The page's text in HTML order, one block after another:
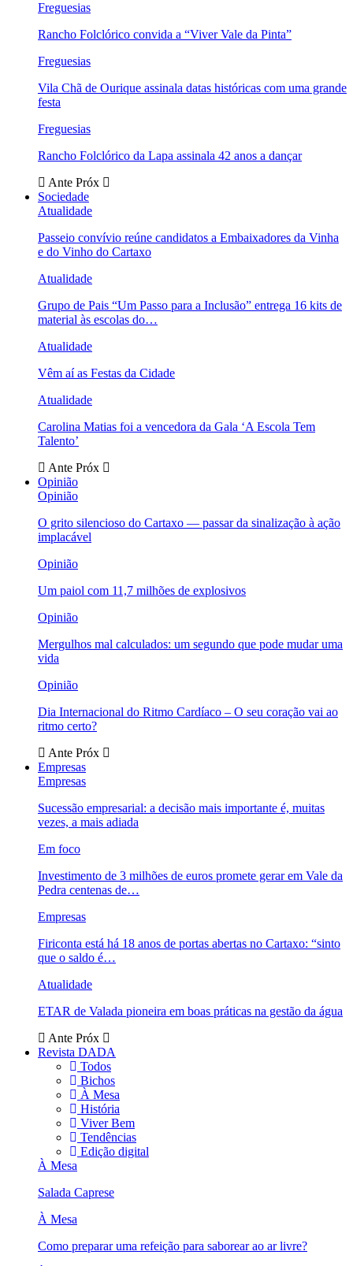
Freguesias
Rancho Folclórico convida a “Viver Vale da Pinta”
Freguesias
Vila Chã de Ourique assinala datas históricas com uma grande
festa
Freguesias
Rancho Folclórico da Lapa assinala 42 anos a dançar
Ante Próx
Sociedade
Atualidade
Passeio convívio reúne candidatos a Embaixadores da Vinha
e do Vinho do Cartaxo
Atualidade
Grupo de Pais “Um Passo para a Inclusão” entrega 16 kits de
material às escolas do…
Atualidade
Vêm aí as Festas da Cidade
Atualidade
Carolina Matias foi a vencedora da Gala ‘A Escola Tem
Talento’
Ante Próx
Opinião
Opinião
O grito silencioso do Cartaxo — passar da sinalização à ação
implacável
Opinião
Um paiol com 11,7 milhões de explosivos
Opinião
Mergulhos mal calculados: um segundo que pode mudar uma
vida
Opinião
Dia Internacional do Ritmo Cardíaco – O seu coração vai ao
ritmo certo?
Ante Próx
Empresas
Empresas
Sucessão empresarial: a decisão mais importante é, muitas
vezes, a mais adiada
Em foco
Investimento de 3 milhões de euros promete gerar em Vale da
Pedra centenas de…
Empresas
Firiconta está há 18 anos de portas abertas no Cartaxo: “sinto
que o saldo é…
Atualidade
ETAR de Valada pioneira em boas práticas na gestão da água
Ante Próx
Revista DADA
Todos
Bichos
À Mesa
História
Viver Bem
Tendências
Edição digital
À Mesa
Salada Caprese
À Mesa
Como preparar uma refeição para saborear ao ar livre?